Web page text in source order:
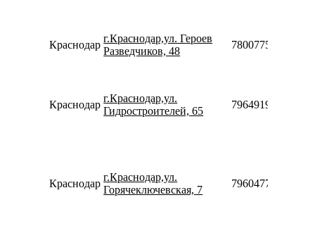
Краснодар
г.Краснодар,ул. Героев
Разведчиков, 48
78007753553
Краснодар
г.Краснодар,ул.
Гидростроителей, 65
79649199089
Краснодар
г.Краснодар,ул.
Горячеключевская, 7
79604773111